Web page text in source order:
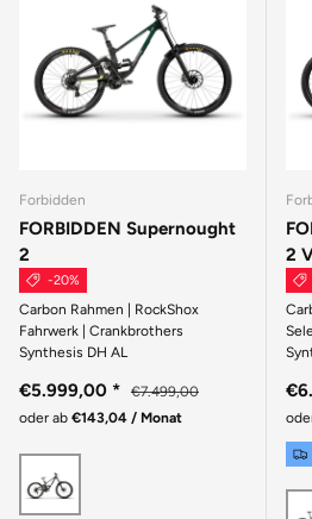
Forbidden
FORBIDDEN Supernought
2
-20%
Carbon Rahmen | RockShox
Fahrwerk | Crankbrothers
Synthesis DH AL
€5.999,00 *
€7.499,00
oder ab €143,04 / Monat
2